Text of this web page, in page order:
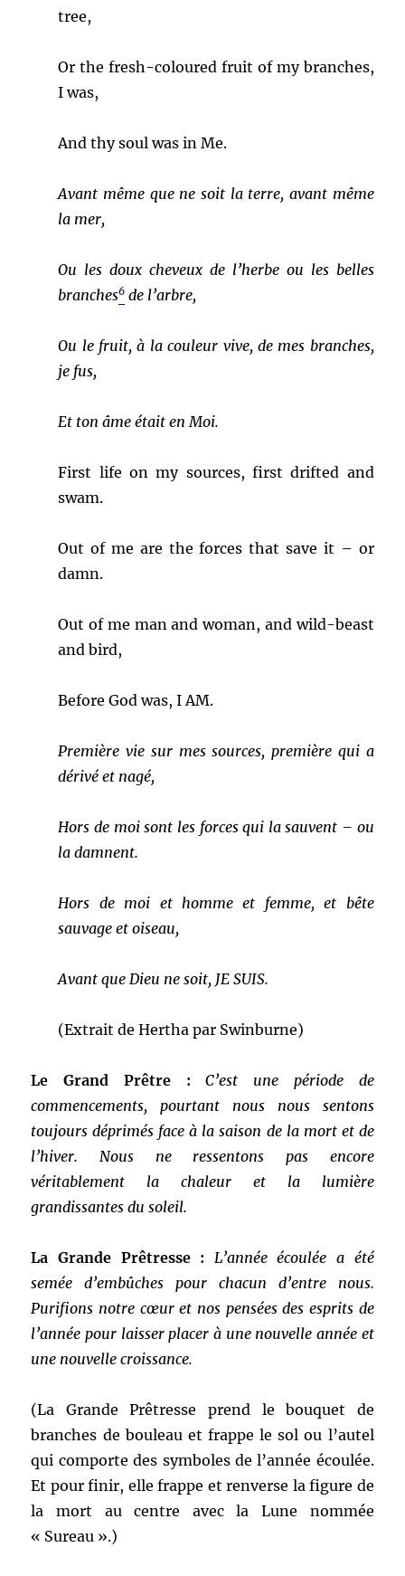
tree,
Or the fresh-coloured fruit of my branches,
I was,
And thy soul was in Me.
Avant même que ne soit la terre, avant même
la mer,
Ou les doux cheveux de l’herbe ou les belles
branches6 de l’arbre,
Ou le fruit, à la couleur vive, de mes branches,
je fus,
Et ton âme était en Moi.
First life on my sources, first drifted and
swam.
Out of me are the forces that save it – or
damn.
Out of me man and woman, and wild-beast
and bird,
Before God was, I AM.
Première vie sur mes sources, première qui a
dérivé et nagé,
Hors de moi sont les forces qui la sauvent – ou
la damnent.
Hors de moi et homme et femme, et bête
sauvage et oiseau,
Avant que Dieu ne soit, JE SUIS.
(Extrait de Hertha par Swinburne)
Le Grand Prêtre :
C’est une période de
commencements, pourtant nous nous sentons
toujours déprimés face à la saison de la mort et de
l’hiver. Nous ne ressentons pas encore
véritablement la chaleur et la lumière
grandissantes du soleil.
La Grande Prêtresse :
L’année écoulée a été
semée d’embûches pour chacun d’entre nous.
Purifions notre cœur et nos pensées des esprits de
l’année pour laisser placer à une nouvelle année et
une nouvelle croissance.
(La Grande Prêtresse prend le bouquet de
branches de bouleau et frappe le sol ou l’autel
qui comporte des symboles de l’année écoulée.
Et pour finir, elle frappe et renverse la figure de
la mort au centre avec la Lune nommée
« Sureau ».)